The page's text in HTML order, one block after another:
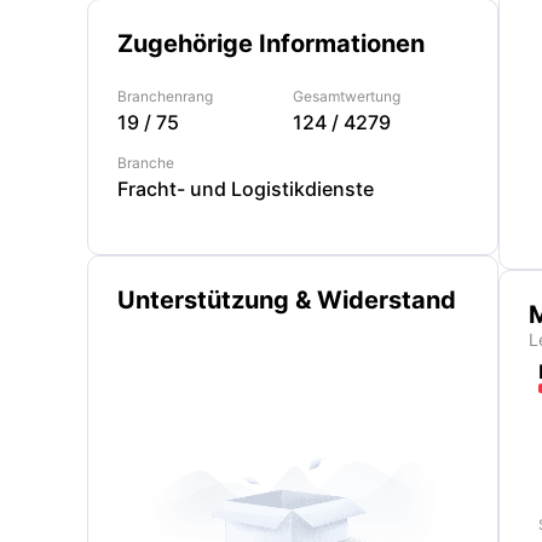
Zugehörige Informationen
Branchenrang
19 / 75
Gesamtwertung
124 / 4279
Branche
Fracht- und Logistikdienste
Unterstützung & Widerstand